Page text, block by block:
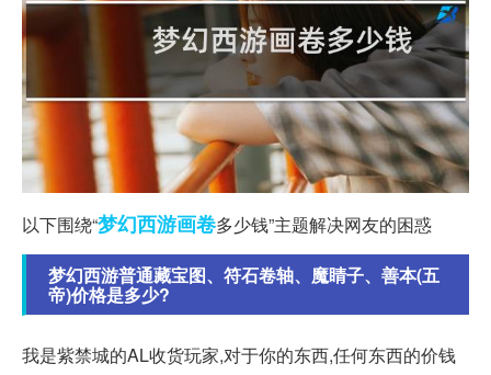
以下围绕“梦幻西游画卷多少钱”主题解决网友的困惑
梦幻西游普通藏宝图、符石卷轴、魔睛子、善本(五
帝)价格是多少?
我是紫禁城的AL收货玩家,对于你的东西,任何东西的价钱